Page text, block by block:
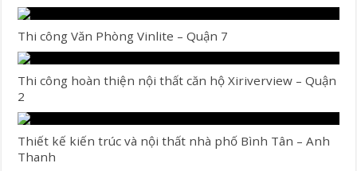
Thi công Văn Phòng Vinlite – Quận 7
Thi công hoàn thiện nội thất căn hộ Xiriverview – Quận
2
Thiết kế kiến trúc và nội thất nhà phố Bình Tân – Anh
Thanh